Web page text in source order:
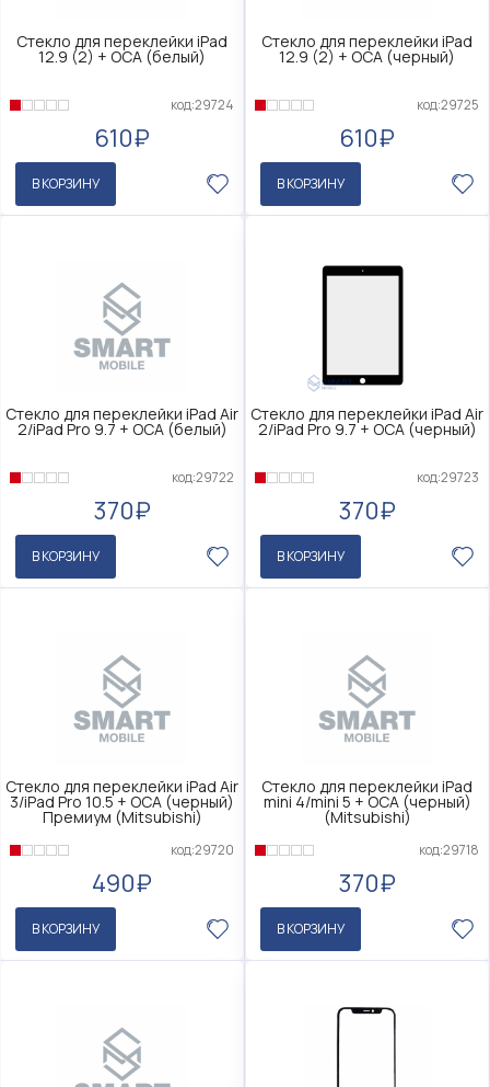
Стекло для переклейки iPad
12.9 (2) + OCA (белый)
код:29724
610₽
В КОРЗИНУ
Стекло для переклейки iPad
12.9 (2) + OCA (черный)
код:29725
610₽
В КОРЗИНУ
Стекло для переклейки iPad Air
2/iPad Pro 9.7 + OCA (белый)
код:29722
370₽
В КОРЗИНУ
Стекло для переклейки iPad Air
2/iPad Pro 9.7 + OCA (черный)
код:29723
370₽
В КОРЗИНУ
Стекло для переклейки iPad Air
3/iPad Pro 10.5 + OCA (черный)
Премиум (Mitsubishi)
код:29720
490₽
В КОРЗИНУ
Стекло для переклейки iPad
mini 4/mini 5 + OCA (черный)
(Mitsubishi)
код:29718
370₽
В КОРЗИНУ